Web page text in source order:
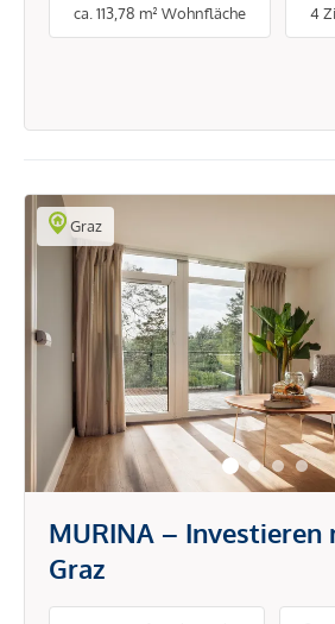
ca. 113,78 m² Wohnfläche 4
Graz
MURINA –
Graz